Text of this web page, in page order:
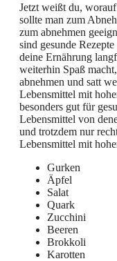
Jetzt weißt du,
sollte man zum
zum abnehmen
sind gesunde
deine Ernährung
weiterhin Spaß
abnehmen und satt
Lebensmittel mit
besonders gut für
Lebensmittel von
und trotzdem nur
Lebensmittel mit
Gurken
Äpfel
Salat
Quark
Zucchini
Beeren
Brokkoli
Karotten